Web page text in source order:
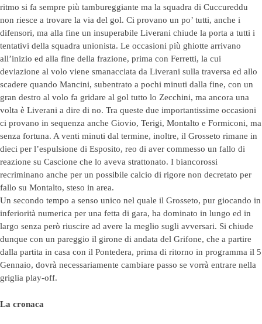
ritmo si fa sempre più tambureggiante ma la squadra di Cuccureddu
non riesce a trovare la via del gol. Ci provano un po’ tutti, anche i
difensori, ma alla fine un insuperabile Liverani chiude la porta a tutti i
tentativi della squadra unionista. Le occasioni più ghiotte arrivano
all’inizio ed alla fine della frazione, prima con Ferretti, la cui
deviazione al volo viene smanacciata da Liverani sulla traversa ed allo
scadere quando Mancini, subentrato a pochi minuti dalla fine, con un
gran destro al volo fa gridare al gol tutto lo Zecchini, ma ancora una
volta è Liverani a dire di no. Tra queste due importantissime occasioni
ci provano in sequenza anche Giovio, Terigi, Montalto e Formiconi, ma
senza fortuna. A venti minuti dal termine, inoltre, il Grosseto rimane in
dieci per l’espulsione di Esposito, reo di aver commesso un fallo di
reazione su Cascione che lo aveva strattonato. I biancorossi
recriminano anche per un possibile calcio di rigore non decretato per
fallo su Montalto, steso in area.
Un secondo tempo a senso unico nel quale il Grosseto, pur giocando in
inferiorità numerica per una fetta di gara, ha dominato in lungo ed in
largo senza però riuscire ad avere la meglio sugli avversari. Si chiude
dunque con un pareggio il girone di andata del Grifone, che a partire
dalla partita in casa con il Pontedera, prima di ritorno in programma il 5
Gennaio, dovrà necessariamente cambiare passo se vorrà entrare nella
griglia play-off.
La cronaca